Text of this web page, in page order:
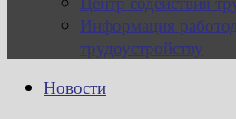
Информация
трудоустройству
Новости